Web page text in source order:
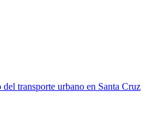
transporte urbano en Santa Cruz